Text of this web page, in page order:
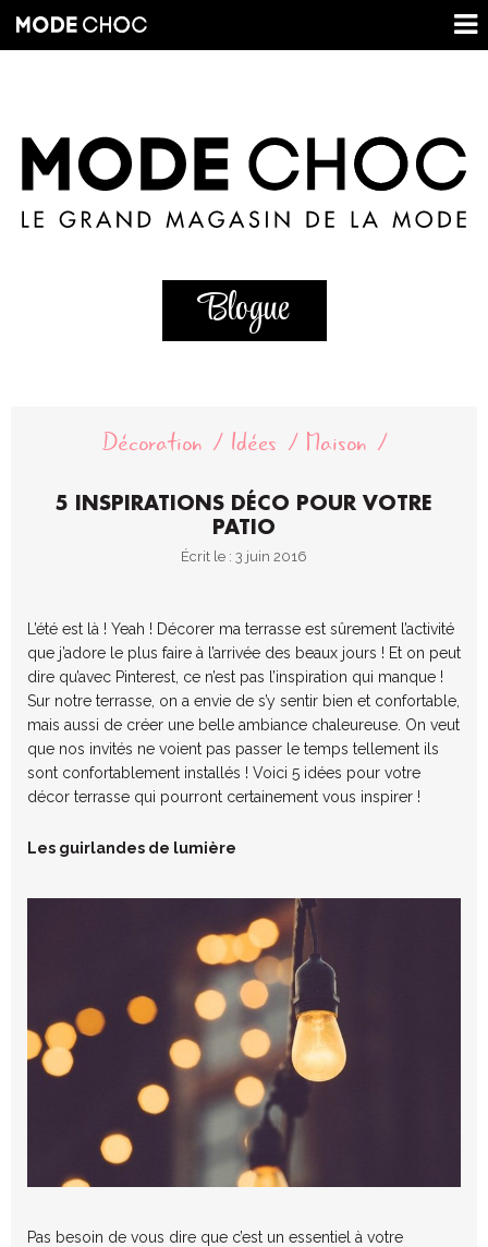
Blogue
Décoration Idées Maison
5 INSPIRATIONS DÉCO POUR VOTRE
PATIO
Écrit le : 3 juin 2016
L’été est là ! Yeah ! Décorer ma terrasse est sûrement l’activité
que j’adore le plus faire à l’arrivée des beaux jours ! Et on peut
dire qu’avec Pinterest, ce n’est pas l’inspiration qui manque !
Sur notre terrasse, on a envie de s’y sentir bien et confortable,
mais aussi de créer une belle ambiance chaleureuse. On veut
que nos invités ne voient pas passer le temps tellement ils
sont confortablement installés ! Voici 5 idées pour votre
décor terrasse qui pourront certainement vous inspirer !
Les guirlandes de lumière
Pas besoin de vous dire que c’est un essentiel à votre